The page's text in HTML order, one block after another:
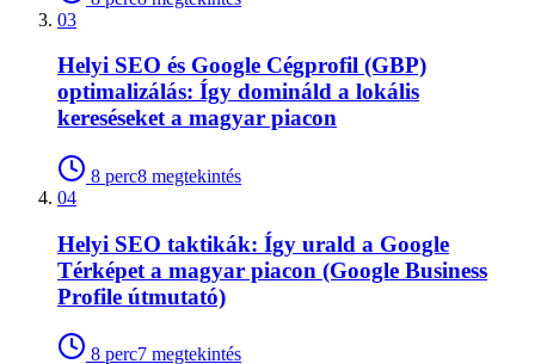
03
Helyi SEO és Google Cégprofil (GBP)
optimalizálás: Így domináld a lokális
kereséseket a magyar piacon
8 perc8 megtekintés
04
Helyi SEO taktikák: Így urald a Google
Térképet a magyar piacon (Google Business
Profile útmutató)
8 perc7 megtekintés